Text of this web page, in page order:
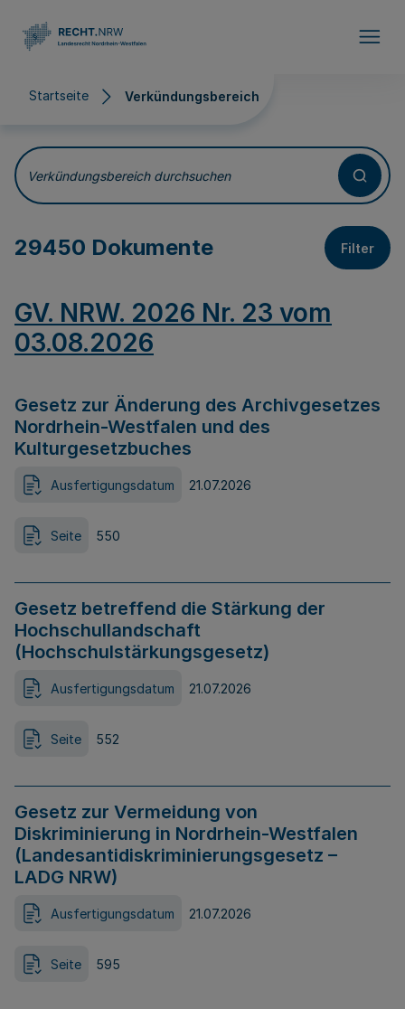
Startseite Verkündungsbereich
Verkündungsbereich
Verkündungsbereich durchsuchen
29450 Dokumente Filter
GV. NRW. 2026 Nr. 23 vom
03.08.2026
Gesetz zur Änderung des Archivgesetzes
Nordrhein-Westfalen und des
Kulturgesetzbuches
Ausfertigungsdatum 21.07.2026
Seite 550
Gesetz betreffend die Stärkung der
Hochschullandschaft
(Hochschulstärkungsgesetz)
Ausfertigungsdatum 21.07.2026
Seite 552
Gesetz zur Vermeidung von
Diskriminierung in Nordrhein-Westfalen
(Landesantidiskriminierungsgesetz –
LADG NRW)
Ausfertigungsdatum 21.07.2026
Seite 595